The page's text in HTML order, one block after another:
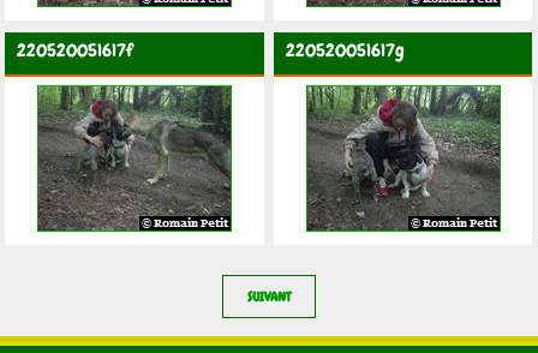
220520051617f 220520051617g
SUIVANT